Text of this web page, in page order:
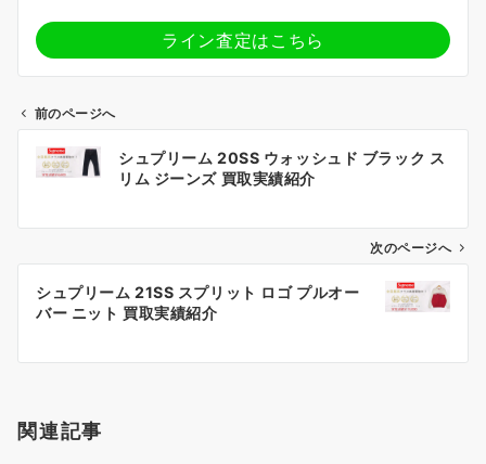
ライン査定はこちら
ビ
ン
前のページへ
シュプリーム 20SS ウォッシュド ブラック ス
リム ジーンズ 買取実績紹介
次のページへ
シュプリーム 21SS スプリット ロゴ プルオー
バー ニット 買取実績紹介
関連記事